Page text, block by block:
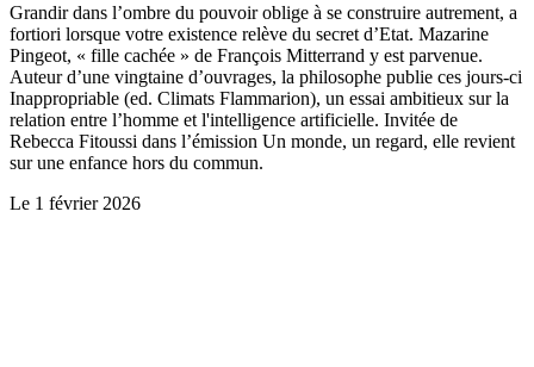
Grandir dans l’ombre du pouvoir oblige à se construire autrement, a
fortiori lorsque votre existence relève du secret d’Etat. Mazarine
Pingeot, « fille cachée » de François Mitterrand y est parvenue.
Auteur d’une vingtaine d’ouvrages, la philosophe publie ces jours-ci
Inappropriable (ed. Climats Flammarion), un essai ambitieux sur la
relation entre l’homme et l'intelligence artificielle. Invitée de
Rebecca Fitoussi dans l’émission Un monde, un regard, elle revient
sur une enfance hors du commun.
Le 1 février 2026